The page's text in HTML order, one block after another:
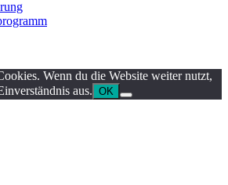
Wenn du die Website weiter nutzt,
aus. OK